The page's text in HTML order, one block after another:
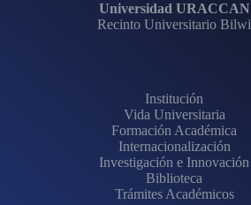
Universidad URACCAN
Recinto Universitario Bilwi
Institución
Vida Universitaria
Formación Académica
Internacionalización
Investigación e Innovación
Biblioteca
Trámites Académicos